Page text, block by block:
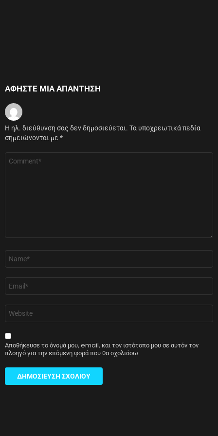
ΑΦΉΣΤΕ ΜΙΑ ΑΠΆΝΤΗΣΗ
Η ηλ. διεύθυνση σας δεν δημοσιεύεται. Τα υποχρεωτικά πεδία
σημειώνονται με *
Ιστότοπος
Αποθήκευσε το όνομά μου, email, και τον ιστότοπο μου σε αυτόν τον
πλοηγό για την επόμενη φορά που θα σχολιάσω.